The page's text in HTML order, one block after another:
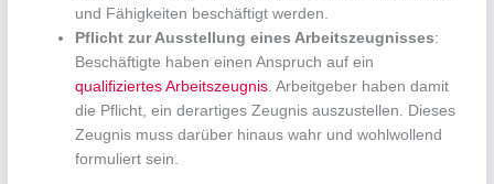
und Fähigkeiten beschäftigt werden.
Pflicht zur Ausstellung eines Arbeitszeugnisses:
Beschäftigte haben einen Anspruch auf ein
qualifiziertes Arbeitszeugnis. Arbeitgeber haben damit
die Pflicht, ein derartiges Zeugnis auszustellen. Dieses
Zeugnis muss darüber hinaus wahr und wohlwollend
formuliert sein.